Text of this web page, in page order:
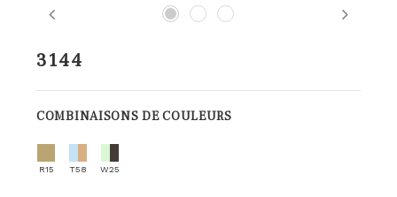
Previous Next
3144
COMBINAISONS DE COULEURS
R15 T58 W25